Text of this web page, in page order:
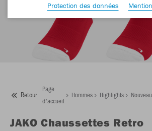
Retour
Page
d'accueil
Hommes Highlights
JAKO Chaussettes Retro
Protection des données